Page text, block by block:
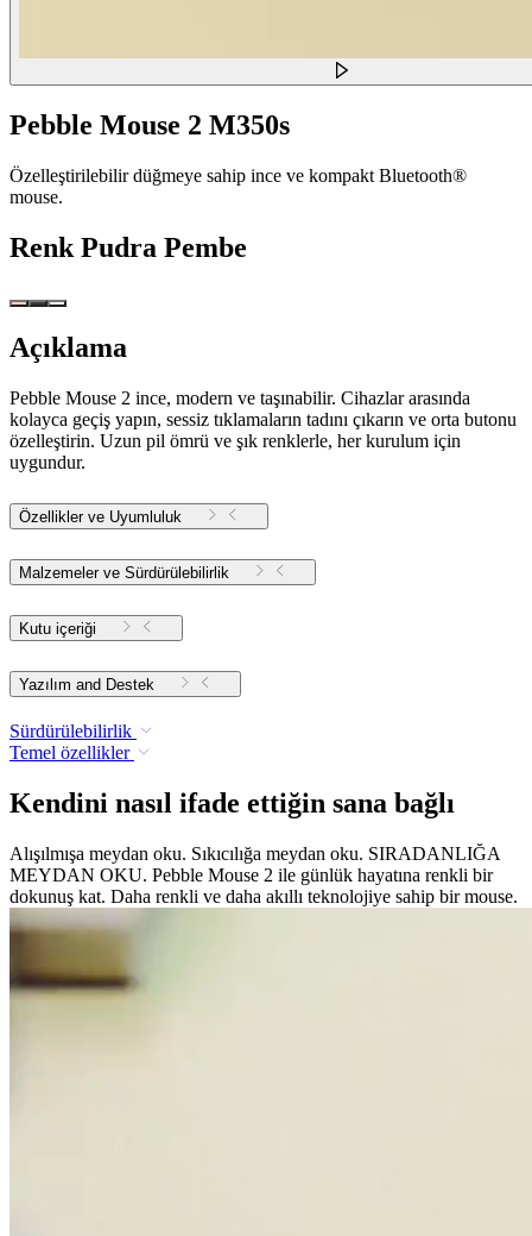
Pebble Mouse 2 M350s
Özelleştirilebilir düğmeye sahip ince ve kompakt Bluetooth®
mouse.
Renk Pudra Pembe
Açıklama
Pebble Mouse 2 ince, modern ve taşınabilir. Cihazlar arasında
kolayca geçiş yapın, sessiz tıklamaların tadını çıkarın ve orta butonu
özelleştirin. Uzun pil ömrü ve şık renklerle, her kurulum için
uygundur.
Özellikler ve Uyumluluk
Malzemeler ve Sürdürülebilirlik
Kutu içeriği
Yazılım and Destek
Sürdürülebilirlik
Temel özellikler
Kendini nasıl ifade ettiğin sana bağlı
Alışılmışa meydan oku. Sıkıcılığa meydan oku. SIRADANLIĞA
MEYDAN OKU. Pebble Mouse 2 ile günlük hayatına renkli bir
dokunuş kat. Daha renkli ve daha akıllı teknolojiye sahip bir mouse.